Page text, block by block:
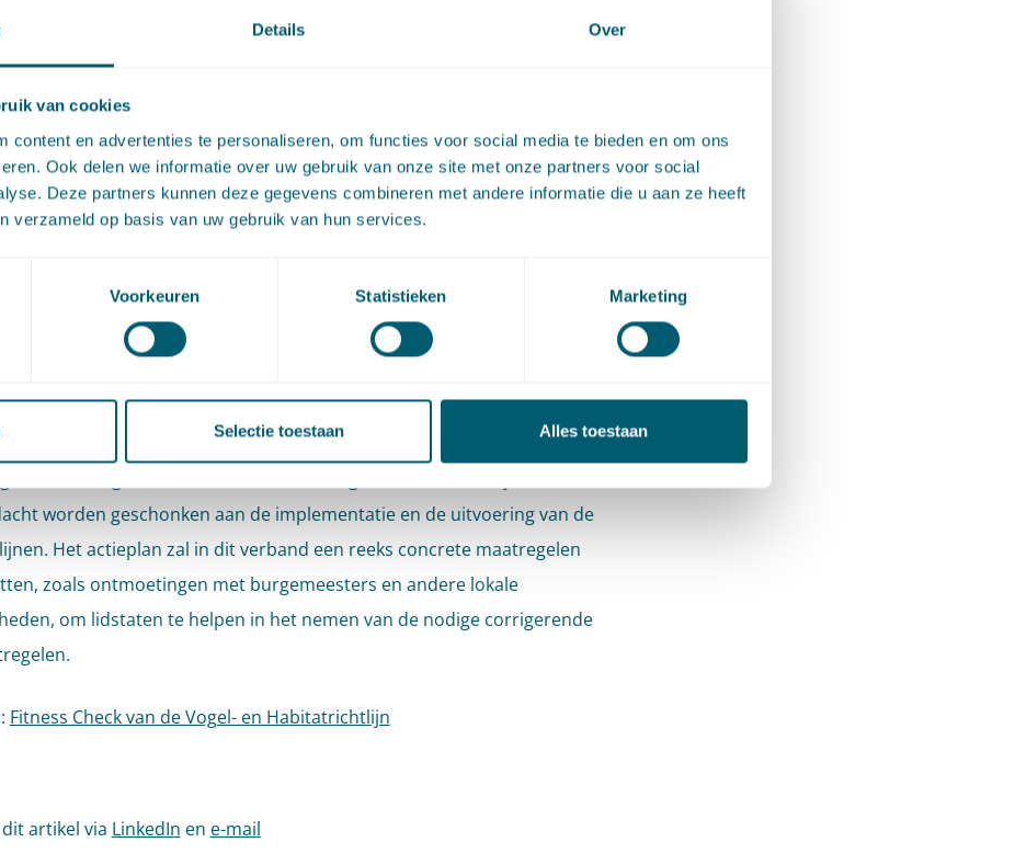
Details Over
van cookies
content en advertenties te personaliseren, om functies voor social media te bieden en om ons
Ook delen we informatie over uw gebruik van onze site met onze partners voor social
Deze partners kunnen deze gegevens combineren met andere informatie die u aan ze heeft
verzameld op basis van uw gebruik van hun services.
Voorkeuren Statistieken Marketing
Selectie toestaan Alles toestaan
soorten onder de richtlijnen, aldus de Commissie. Daarnaast
uit het onderzoek naar voren dat er onder de lidstaten de behoefte
om de richtlijnen meer in overeenstemming te brengen met het
sociaaleconomische perspectief van Europese lidstaten. In dit
dienen de richtlijnen meer in overeenstemming te zijn met andere
beleidsterreinen van de Europese Unie zoals landbouw, energie en
nu verder?
van de resultaten. Op basis van de uitkomst van dit debat zal
een actieplan gaan vast te stellen. Dit plan zal voorzien in het
worden geschonken aan de implementatie en de uitvoering van de
Het actieplan zal in dit verband een reeks concrete maatregelen
zoals ontmoetingen met burgemeesters en andere lokale
om lidstaten te helpen in het nemen van de nodige corrigerende
Fitness Check van de Vogel- en Habitatrichtlijn
artikel via LinkedIn en e-mail